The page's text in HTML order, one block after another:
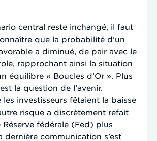
central reste inchangé, il faut
que la probabilité d’un
a diminué, de pair avec le
rapprochant ainsi la situation
équilibre « Boucles d’Or ». Plus
la question de l’avenir.
investisseurs fêtaient la baisse
risque a discrètement refait
Réserve fédérale (Fed) plus
dernière communication s’est